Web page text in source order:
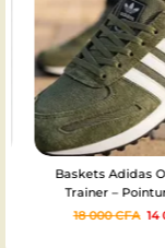
Baskets Adidas
Trainer – Pointure
18 000CFA 14